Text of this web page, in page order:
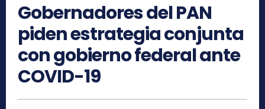
Gobernadores del PAN
piden estrategia conjunta
con gobierno federal ante
COVID-19